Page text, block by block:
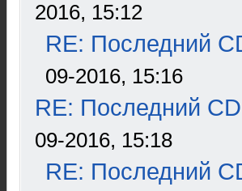
2016, 15:12
RE: Последний
09-2016, 15:16
RE: Последний
09-2016, 15:18
RE: Последний